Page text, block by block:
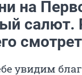
на
салют.
увидим